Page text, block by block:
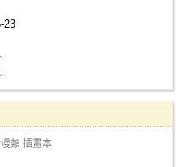
23
類 插畫本